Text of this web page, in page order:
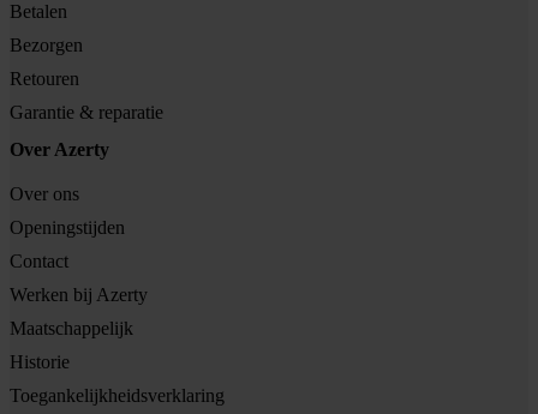
Betalen
Bezorgen
Retouren
Garantie & reparatie
Over Azerty
Over ons
Openingstijden
Contact
Werken bij Azerty
Maatschappelijk
Historie
Toegankelijkheidsverklaring